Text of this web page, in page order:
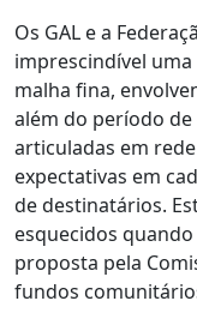
Os GAL e a
imprescindível
malha fina,
além do período
articuladas em
expectativas em
de destinatários.
esquecidos
proposta pela
fundos